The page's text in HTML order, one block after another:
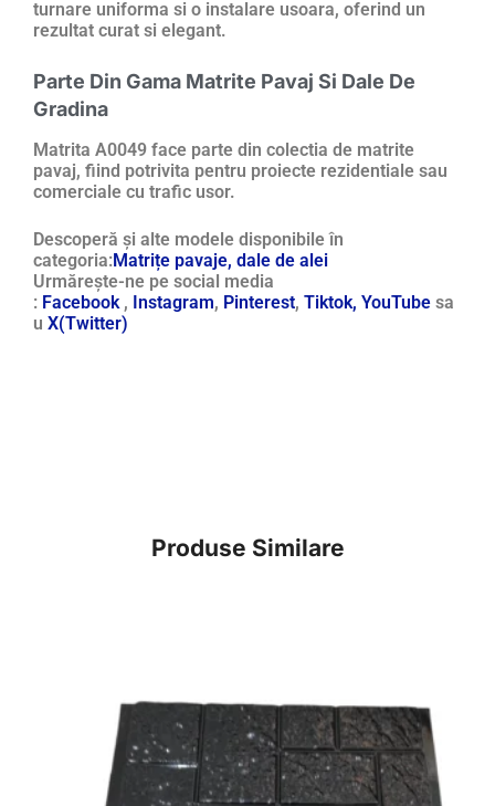
turnare uniforma si o instalare usoara, oferind un
rezultat curat si elegant.
Parte Din Gama Matrite Pavaj Si Dale De
Gradina
Matrita A0049 face parte din colectia de matrite
pavaj, fiind potrivita pentru proiecte rezidentiale sau
comerciale cu trafic usor.
Descoperă și alte modele disponibile în
categoria:Matrițe pavaje, dale de alei
Urmărește-ne pe social media
: Facebook , Instagram, Pinterest, Tiktok, YouTube sa
u X(Twitter)
Produse Similare